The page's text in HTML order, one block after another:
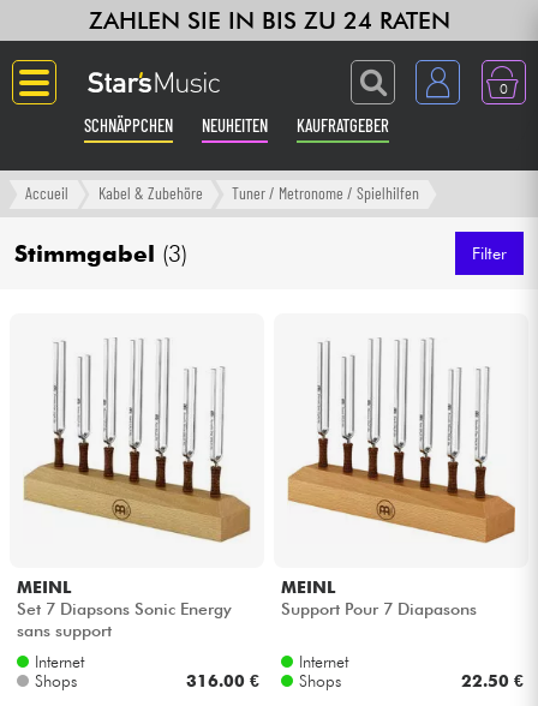
ZAHLEN SIE IN BIS ZU 24 RATEN
0
SCHNÄPPCHEN NEUHEITEN KAUFRATGEBER
Langue
Gitarre & Bass
Klaviere & Piano
Synths & samplers
Studio
Mikros
Accueil Kabel & Zubehöre Tuner / Metronome / Spielhilfen
Stimmgabel (3) Filter
MEINL
Set 7 Diapsons Sonic Energy
sans support
Internet
Shops
316.00 €
MEINL
Support Pour 7 Diapasons
Internet
Shops
22.50 €